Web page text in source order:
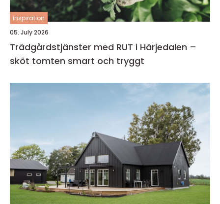
inspiration
05. July 2026
Trädgårdstjänster med RUT i Härjedalen –
sköt tomten smart och tryggt